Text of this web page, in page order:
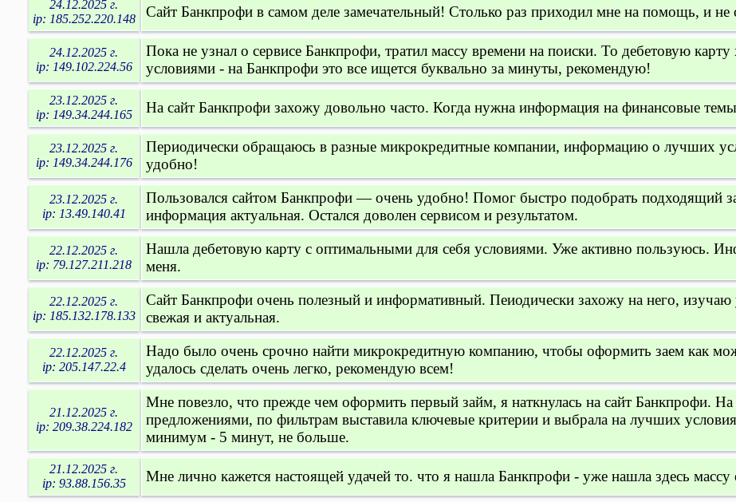
24.12.2025 г.
ip: 185.252.220.148
Сайт Банкпрофи в самом деле замечательный! Столько раз приходил мне на помощь, и не
24.12.2025 г.
ip: 149.102.224.56
Пока не узнал о сервисе Банкпрофи, тратил массу времени на поиски. То дебетовую
условиями - на Банкпрофи это все ищется буквально за минуты, рекомендую!
23.12.2025 г.
ip: 149.34.244.165
На сайт Банкпрофи захожу довольно часто. Когда нужна информация на финансовые
23.12.2025 г.
ip: 149.34.244.176
Периодически обращаюсь в разные микрокредитные компании, информацию о лучших
удобно!
23.12.2025 г.
ip: 13.49.140.41
Пользовался сайтом Банкпрофи — очень удобно! Помог быстро подобрать подходящий
информация актуальная. Остался доволен сервисом и результатом.
22.12.2025 г.
ip: 79.127.211.218
Нашла дебетовую карту с оптимальными для себя условиями. Уже активно пользуюсь.
меня.
22.12.2025 г.
ip: 185.132.178.133
Сайт Банкпрофи очень полезный и информативный. Пеиодически захожу на него,
свежая и актуальная.
22.12.2025 г.
ip: 205.147.22.4
Надо было очень срочно найти микрокредитную компанию, чтобы оформить заем как
удалось сделать очень легко, рекомендую всем!
21.12.2025 г.
ip: 209.38.224.182
Мне повезло, что прежде чем оформить первый займ, я наткнулась на сайт Банкпрофи.
предложениями, по фильтрам выставила ключевые критерии и выбрала на лучших
минимум - 5 минут, не больше.
21.12.2025 г.
ip: 93.88.156.35
Мне лично кажется настоящей удачей то. что я нашла Банкпрофи - уже нашла здесь массу